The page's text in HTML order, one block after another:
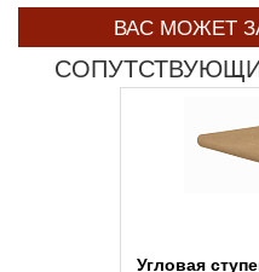
ВАС МОЖЕТ
Угловая